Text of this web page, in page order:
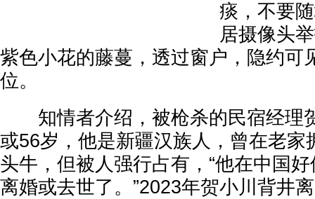
痰，不要
居摄像头
紫色小花的藤蔓，透过窗户，隐约可
位。
知情者介绍，被枪杀的民宿经理
或56岁，他是新疆汉族人，曾在老家
头牛，但被人强行占有，“他在中国
离婚或去世了。”2023年贺小川背井